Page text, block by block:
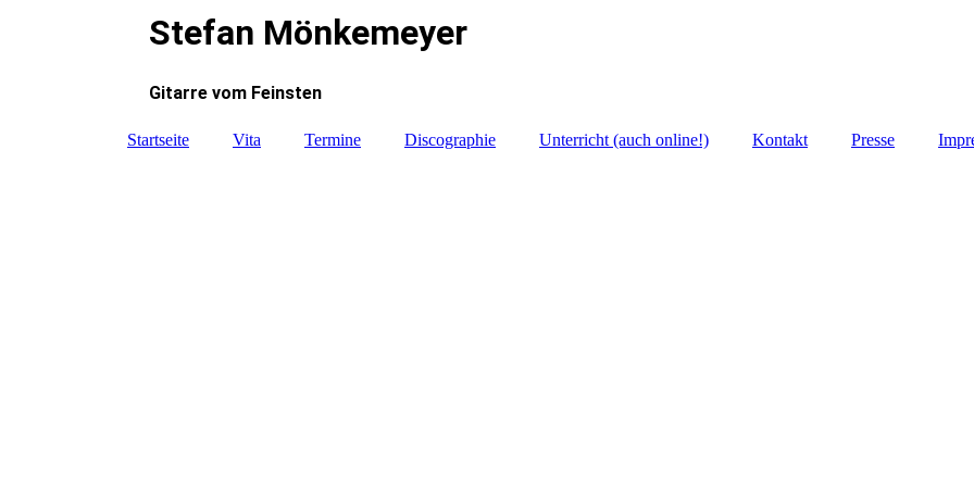
Stefan Mönkemeyer
Gitarre vom Feinsten
Startseite Vita Termine Discographie Unterricht (auch online!) Kontakt Presse